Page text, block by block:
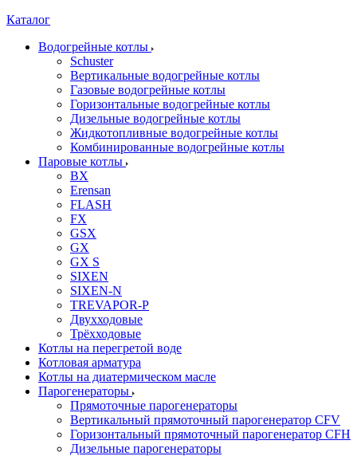
Каталог
Водогрейные котлы
Schuster
Вертикальные водогрейные котлы
Газовые водогрейные котлы
Горизонтальные водогрейные котлы
Дизельные водогрейные котлы
Жидкотопливные водогрейные котлы
Комбинированные водогрейные котлы
Паровые котлы
BX
Erensan
FLASH
FX
GSX
GX
GX S
SIXEN
SIXEN-N
TREVAPOR-P
Двухходовые
Трёхходовые
Котлы на перегретой воде
Котловая арматура
Котлы на диатермическом масле
Парогенераторы
Прямоточные парогенераторы
Вертикальный прямоточный парогенератор CFV
Горизонтальный прямоточный парогенератор CFH
Дизельные парогенераторы